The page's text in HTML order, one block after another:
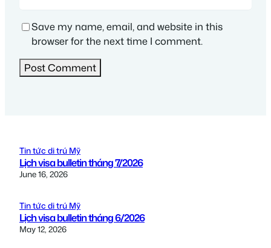
Save my name, email, and website in this
browser for the next time I comment.
Tin tức di trú Mỹ
Lịch visa bulletin tháng 7/2026
June 16, 2026
Tin tức di trú Mỹ
Lịch visa bulletin tháng 6/2026
May 12, 2026